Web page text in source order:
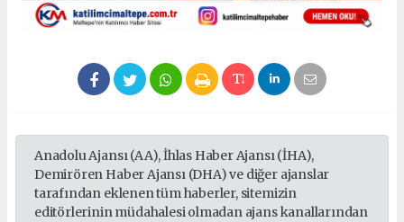
Anadolu Ajansı (AA), İhlas Haber Ajansı (İHA),
Demirören Haber Ajansı (DHA) ve diğer ajanslar
tarafından eklenen tüm haberler, sitemizin
editörlerinin müdahalesi olmadan ajans kanallarından